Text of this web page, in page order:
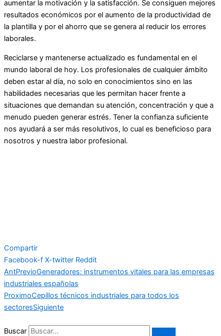
aumentar la motivación y la satisfacción. Se consiguen mejores
resultados económicos por el aumento de la productividad de
la plantilla y por el ahorro que se genera al reducir los errores
laborales.
Reciclarse y mantenerse actualizado es fundamental en el
mundo laboral de hoy. Los profesionales de cualquier ámbito
deben estar al día, no solo en conocimientos sino en las
habilidades necesarias que les permitan hacer frente a
situaciones que demandan su atención, concentración y que a
menudo pueden generar estrés. Tener la confianza suficiente
nos ayudará a ser más resolutivos, lo cual es beneficioso para
nosotros y nuestra labor profesional.
Compartir
Facebook-f X-twitter Reddit
AntPrevioGeneradores: instrumentos vitales para las empresas
industriales españolas
ProximoCepillos técnicos industriales para todos los
sectoresSiguiente
Buscar